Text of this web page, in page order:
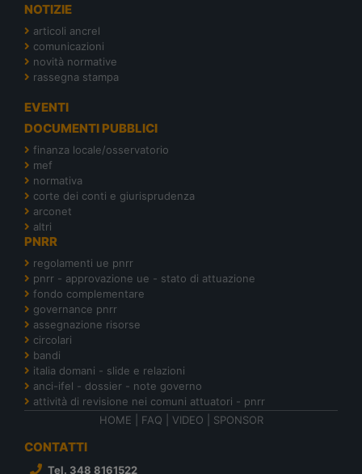
NOTIZIE
articoli ancrel
comunicazioni
novità normative
rassegna stampa
EVENTI
DOCUMENTI PUBBLICI
finanza locale/osservatorio
mef
normativa
corte dei conti e giurisprudenza
arconet
altri
PNRR
regolamenti ue pnrr
pnrr - approvazione ue - stato di attuazione
fondo complementare
governance pnrr
assegnazione risorse
circolari
bandi
italia domani - slide e relazioni
anci-ifel - dossier - note governo
attività di revisione nei comuni attuatori - pnrr
HOME
FAQ VIDEO SPONSOR
CONTATTI
Tel. 348 8161522